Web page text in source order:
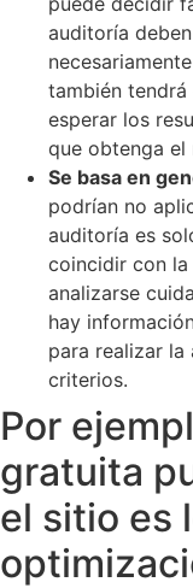
auditoría
también
esperar los
que obtenga el
Se basa en
podrían no
auditoría es
coincidir con
analizarse
hay
para realizar
criterios.
Por
gratuita
el sitio es